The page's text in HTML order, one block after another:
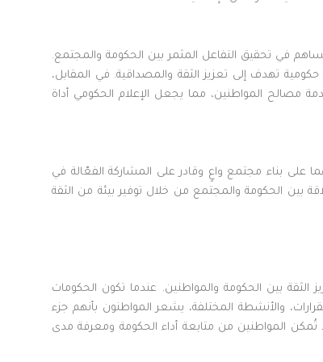
يساهم في تحقيق التفاعل المثمر بين الحكومة والمجتمع.
تهدف إلى تعزيز الثقة والمصداقية. في المقابل،
مصالح المواطنين، مما يجعل الإعلام الحكومي أداة
على بناء مجتمع واعٍ وقادر على المشاركة الفعّالة في
بين الحكومة والمجتمع من خلال توفير بيئة من الثقة
الثقة بين الحكومة والمواطنين. عندما تكون الحكومات
والأنشطة المختلفة، يشعر المواطنون بأنهم جزء
تُمكن المواطنين من متابعة أداء الحكومة ومعرفة مدى